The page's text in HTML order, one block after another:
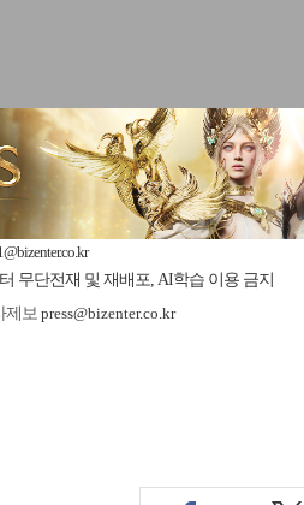
무단전재 및 재배포, AI학습 이용 금지
제보 press@bizenter.co.kr